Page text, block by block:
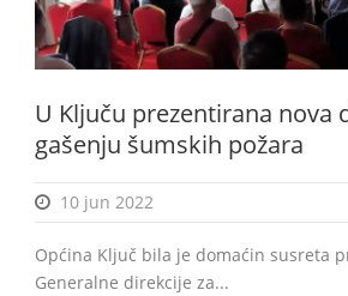
U Ključu prezentirana nova
gašenju šumskih požara
10 jun 2022
Općina Ključ bila je domaćin susreta
Generalne direkcije za...